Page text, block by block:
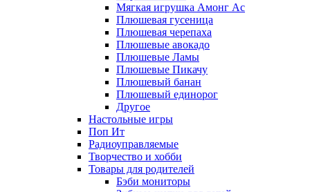
Мягкая игрушка Амонг Ас
Плюшевая гусеница
Плюшевая черепаха
Плюшевые авокадо
Плюшевые Ламы
Плюшевые Пикачу
Плюшевый банан
Плюшевый единорог
Другое
Настольные игры
Поп Ит
Радиоуправляемые
Творчество и хобби
Товары для родителей
Бэби мониторы